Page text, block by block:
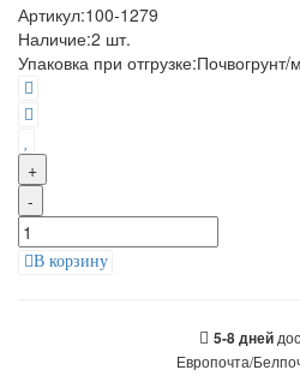
Артикул:100-1279
Наличие:2 шт.
Упаковка при отгрузке:Почвогрунт/
+
-
В корзину
5-8 дней
Европочта/